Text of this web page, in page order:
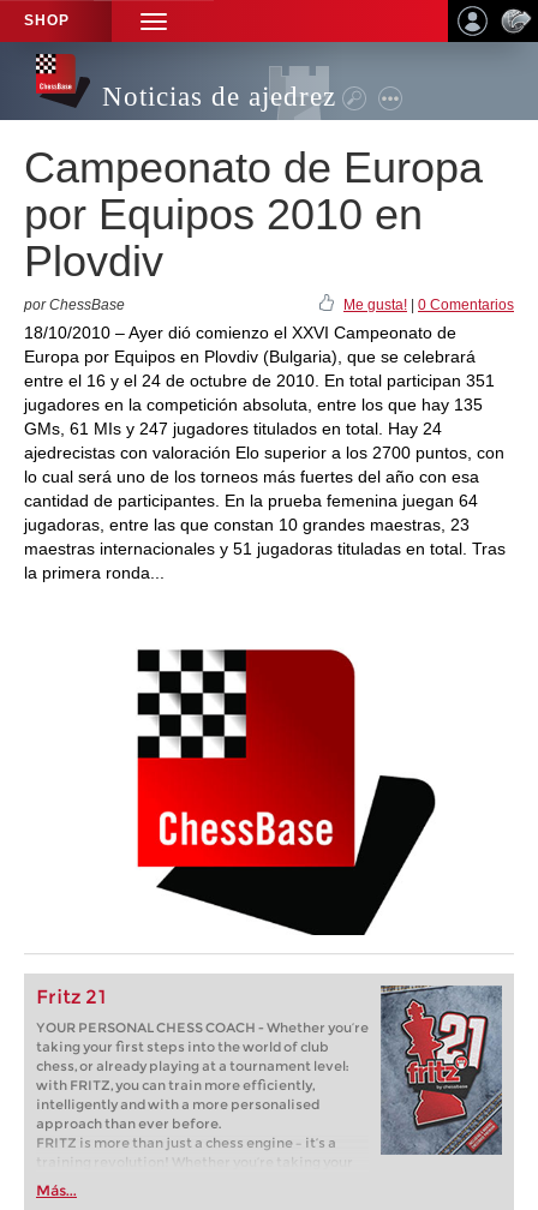
SHOP
TOGGLE
NAVIGATION
Noticias de ajedrez
Campeonato de Europa
por Equipos 2010 en
Plovdiv
por ChessBase Me gusta! 0 Comentarios
18/10/2010 – Ayer dió comienzo el XXVI Campeonato de
Europa por Equipos en Plovdiv (Bulgaria), que se celebrará
entre el 16 y el 24 de octubre de 2010. En total participan 351
jugadores en la competición absoluta, entre los que hay 135
GMs, 61 MIs y 247 jugadores titulados en total. Hay 24
ajedrecistas con valoración Elo superior a los 2700 puntos, con
lo cual será uno de los torneos más fuertes del año con esa
cantidad de participantes. En la prueba femenina juegan 64
jugadoras, entre las que constan 10 grandes maestras, 23
maestras internacionales y 51 jugadoras tituladas en total. Tras
la primera ronda...
Fritz 21
YOUR PERSONAL CHESS COACH - Whether you’re
taking your first steps into the world of club
chess, or already playing at a tournament level:
with FRITZ, you can train more efficiently,
intelligently and with a more personalised
approach than ever before.
FRITZ is more than just a chess engine – it’s a
training revolution! Whether you’re taking your
first steps into the world of club chess, or already
playing at a tournament level: with FRITZ, you can
Más...